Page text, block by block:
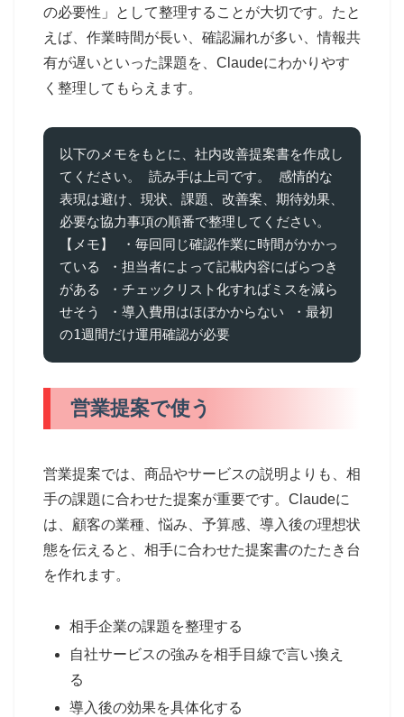
の必要性」として整理することが大切です。たと
えば、作業時間が長い、確認漏れが多い、情報共
有が遅いといった課題を、Claudeにわかりやす
く整理してもらえます。
以下のメモをもとに、社内改善提案書を作成し
てください。 読み手は上司です。 感情的な
表現は避け、現状、課題、改善案、期待効果、
必要な協力事項の順番で整理してください。
【メモ】 ・毎回同じ確認作業に時間がかかっ
ている ・担当者によって記載内容にばらつき
がある ・チェックリスト化すればミスを減ら
せそう ・導入費用はほぼかからない ・最初
の1週間だけ運用確認が必要
営業提案で使う
営業提案では、商品やサービスの説明よりも、相
手の課題に合わせた提案が重要です。Claudeに
は、顧客の業種、悩み、予算感、導入後の理想状
態を伝えると、相手に合わせた提案書のたたき台
を作れます。
相手企業の課題を整理する
自社サービスの強みを相手目線で言い換え
る
導入後の効果を具体化する